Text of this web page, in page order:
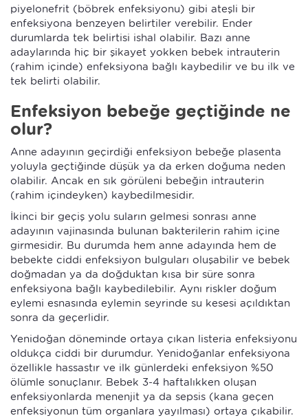
piyelonefrit (böbrek enfeksiyonu) gibi ateşli bir
enfeksiyona benzeyen belirtiler verebilir. Ender
durumlarda tek belirtisi ishal olabilir. Bazı anne
adaylarında hiç bir şikayet yokken bebek intrauterin
(rahim içinde) enfeksiyona bağlı kaybedilir ve bu ilk ve
tek belirti olabilir.
Enfeksiyon bebeğe geçtiğinde ne
olur?
Anne adayının geçirdiği enfeksiyon bebeğe plasenta
yoluyla geçtiğinde düşük ya da erken doğuma neden
olabilir. Ancak en sık görüleni bebeğin intrauterin
(rahim içindeyken) kaybedilmesidir.
İkinci bir geçiş yolu suların gelmesi sonrası anne
adayının vajinasında bulunan bakterilerin rahim içine
girmesidir. Bu durumda hem anne adayında hem de
bebekte ciddi enfeksiyon bulguları oluşabilir ve bebek
doğmadan ya da doğduktan kısa bir süre sonra
enfeksiyona bağlı kaybedilebilir. Aynı riskler doğum
eylemi esnasında eylemin seyrinde su kesesi açıldıktan
sonra da geçerlidir.
Yenidoğan döneminde ortaya çıkan listeria enfeksiyonu
oldukça ciddi bir durumdur. Yenidoğanlar enfeksiyona
özellikle hassastır ve ilk günlerdeki enfeksiyon %50
ölümle sonuçlanır. Bebek 3-4 haftalıkken oluşan
enfeksiyonlarda menenjit ya da sepsis (kana geçen
enfeksiyonun tüm organlara yayılması) ortaya çıkabilir.